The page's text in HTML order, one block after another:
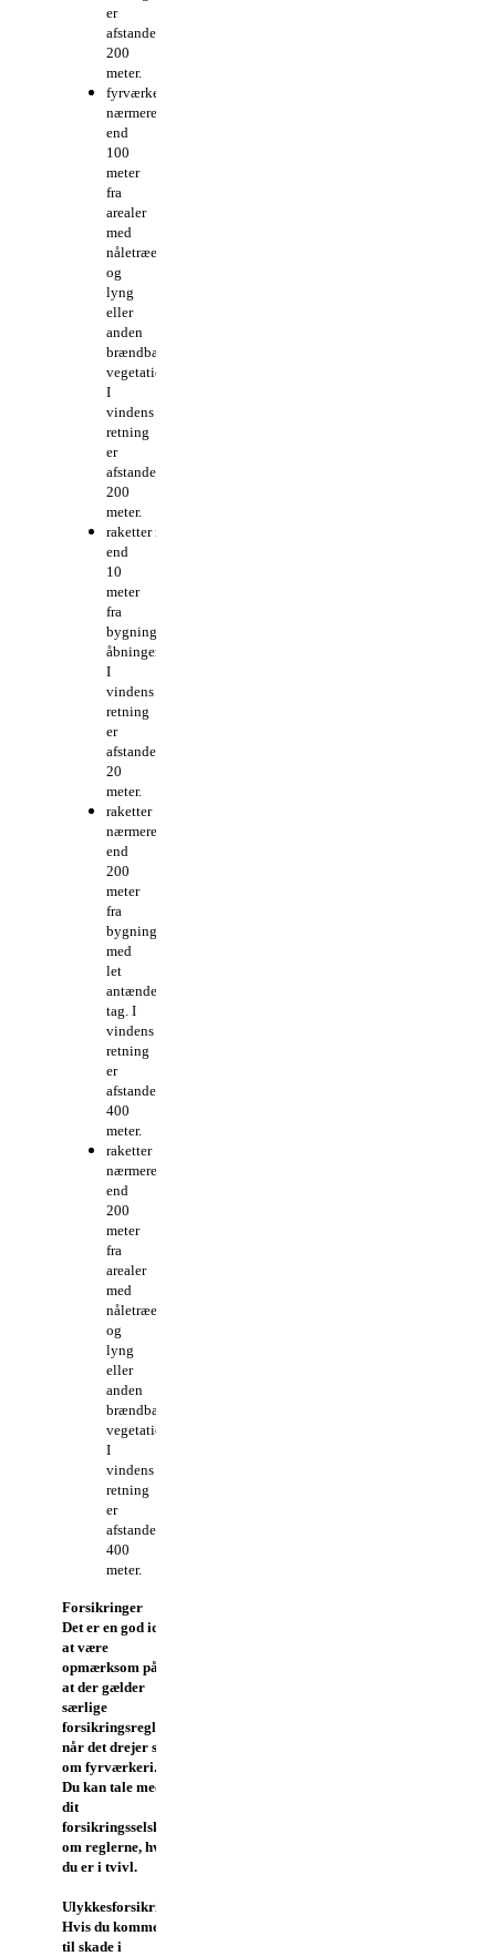
er
afstanden
200
meter.
fyrværkeri
nærmere
end
100
meter
fra
arealer
med
nåletræer
og
lyng
eller
anden
brændbar
vegetation.
I
vindens
retning
er
afstanden
200
meter.
raketter nærmere
end
10
meter
fra
bygningers
åbninger.
I
vindens
retning
er
afstanden
20
meter.
raketter
nærmere
end
200
meter
fra
bygninger
med
let
antændeligt
tag. I
vindens
retning
er
afstanden
400
meter.
raketter
nærmere
end
200
meter
fra
arealer
med
nåletræer
og
lyng
eller
anden
brændbar
vegetation.
I
vindens
retning
er
afstanden
400
meter.
Forsikringer
Det er en god idé
at være
opmærksom på,
at der gælder
særlige
forsikringsregler,
når det drejer sig
om fyrværkeri.
Du kan tale med
dit
forsikringsselskab
om reglerne, hvis
du er i tvivl.
Ulykkesforsikring
Hvis du kommer
til skade i